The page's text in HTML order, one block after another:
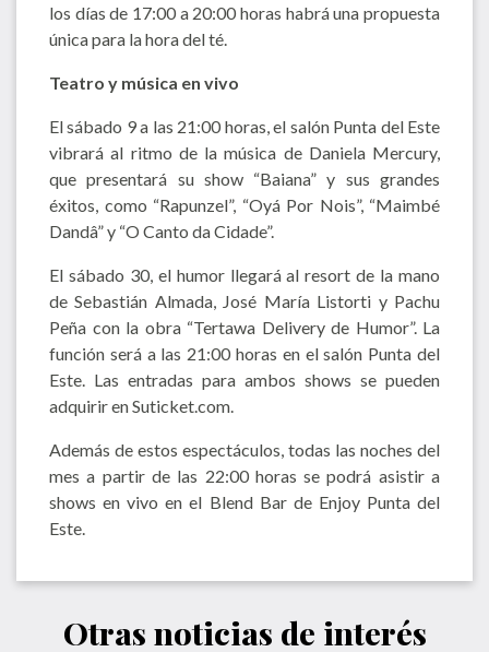
los días de 17:00 a 20:00 horas habrá una propuesta
única para la hora del té.
Teatro y música en vivo
El sábado 9 a las 21:00 horas, el salón Punta del Este
vibrará al ritmo de la música de Daniela Mercury,
que presentará su show “Baiana” y sus grandes
éxitos, como “Rapunzel”, “Oyá Por Nois”, “Maimbé
Dandâ” y “O Canto da Cidade”.
El sábado 30, el humor llegará al resort de la mano
de Sebastián Almada, José María Listorti y Pachu
Peña con la obra “Tertawa Delivery de Humor”. La
función será a las 21:00 horas en el salón Punta del
Este. Las entradas para ambos shows se pueden
adquirir en Suticket.com.
Además de estos espectáculos, todas las noches del
mes a partir de las 22:00 horas se podrá asistir a
shows en vivo en el Blend Bar de Enjoy Punta del
Este.
Otras noticias de interés